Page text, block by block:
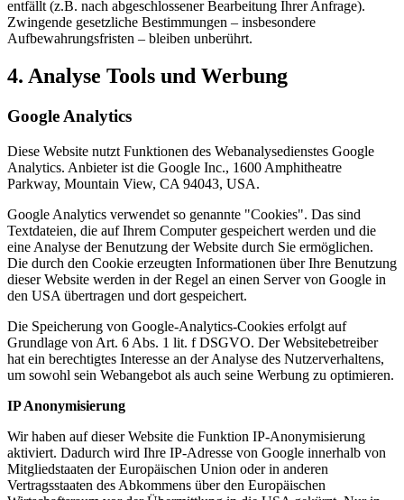
entfällt (z.B. nach abgeschlossener Bearbeitung Ihrer Anfrage).
Zwingende gesetzliche Bestimmungen – insbesondere
Aufbewahrungsfristen – bleiben unberührt.
4. Analyse Tools und Werbung
Google Analytics
Diese Website nutzt Funktionen des Webanalysedienstes Google
Analytics. Anbieter ist die Google Inc., 1600 Amphitheatre
Parkway, Mountain View, CA 94043, USA.
Google Analytics verwendet so genannte "Cookies". Das sind
Textdateien, die auf Ihrem Computer gespeichert werden und die
eine Analyse der Benutzung der Website durch Sie ermöglichen.
Die durch den Cookie erzeugten Informationen über Ihre Benutzung
dieser Website werden in der Regel an einen Server von Google in
den USA übertragen und dort gespeichert.
Die Speicherung von Google-Analytics-Cookies erfolgt auf
Grundlage von Art. 6 Abs. 1 lit. f DSGVO. Der Websitebetreiber
hat ein berechtigtes Interesse an der Analyse des Nutzerverhaltens,
um sowohl sein Webangebot als auch seine Werbung zu optimieren.
IP Anonymisierung
Wir haben auf dieser Website die Funktion IP-Anonymisierung
aktiviert. Dadurch wird Ihre IP-Adresse von Google innerhalb von
Mitgliedstaaten der Europäischen Union oder in anderen
Vertragsstaaten des Abkommens über den Europäischen